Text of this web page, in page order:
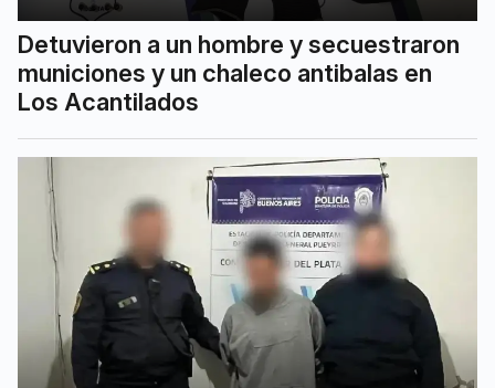
Detuvieron a un hombre y secuestraron
municiones y un chaleco antibalas en
Los Acantilados